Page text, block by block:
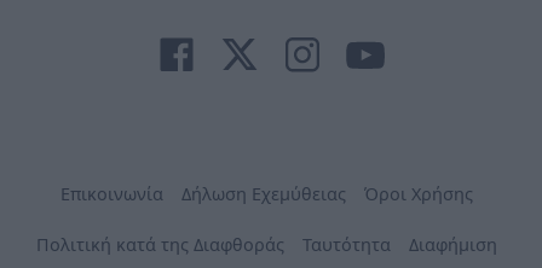
Επικοινωνία Δήλωση Εχεμύθειας Όροι Χρήσης
Πολιτική κατά της Διαφθοράς Ταυτότητα Διαφήμιση